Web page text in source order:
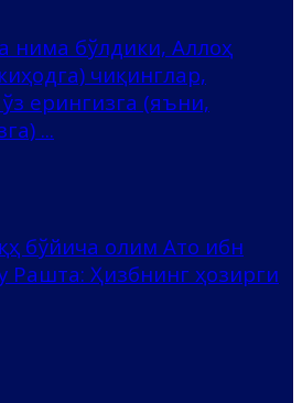
нима бўлдики, Аллоҳ
чиқинглар,
ерингизга (яъни,
...
бўйича олим Ато ибн
Рашта: Ҳизбнинг ҳозирги